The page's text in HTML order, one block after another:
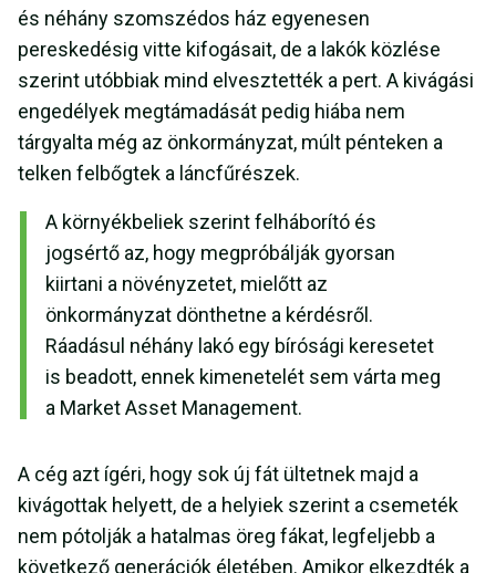
és néhány szomszédos ház egyenesen
pereskedésig vitte kifogásait, de a lakók közlése
szerint utóbbiak mind elvesztették a pert. A kivágási
engedélyek megtámadását pedig hiába nem
tárgyalta még az önkormányzat, múlt pénteken a
telken felbőgtek a láncfűrészek.
A környékbeliek szerint felháborító és
jogsértő az, hogy megpróbálják gyorsan
kiirtani a növényzetet, mielőtt az
önkormányzat dönthetne a kérdésről.
Ráadásul néhány lakó egy bírósági keresetet
is beadott, ennek kimenetelét sem várta meg
a Market Asset Management.
A cég azt ígéri, hogy sok új fát ültetnek majd a
kivágottak helyett, de a helyiek szerint a csemeték
nem pótolják a hatalmas öreg fákat, legfeljebb a
következő generációk életében. Amikor elkezdték a